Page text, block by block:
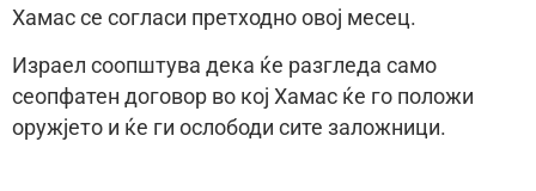
Хамас се согласи претходно овој месец.
Израел соопштува дека ќе разгледа само
сеопфатен договор во кој Хамас ќе го положи
оружјето и ќе ги ослободи сите заложници.